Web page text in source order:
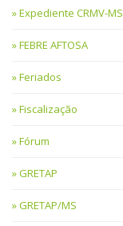
Expediente CRMV-MS
FEBRE AFTOSA
Feriados
Fiscalização
Fórum
GRETAP
GRETAP/MS